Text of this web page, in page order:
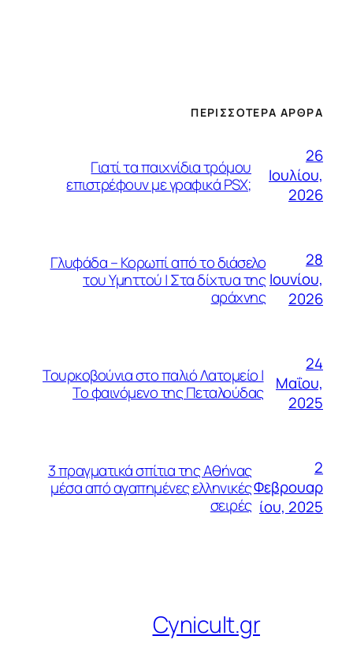
ΠΕΡΙΣΣΌΤΕΡΑ ΆΡΘΡΑ
Γιατί τα παιχνίδια τρόμου
επιστρέφουν με γραφικά PSX;
26
Ιουλίου,
2026
Γλυφάδα – Κορωπί από το διάσελο
του Υμηττού | Στα δίχτυα της
αράχνης
28
Ιουνίου,
2026
Τουρκοβούνια στο παλιό Λατομείο |
Το φαινόμενο της Πεταλούδας
24
Μαΐου,
2025
3 πραγματικά σπίτια της Αθήνας
μέσα από αγαπημένες ελληνικές
σειρές
2
Φεβρουαρ
ίου, 2025
Cynicult.gr